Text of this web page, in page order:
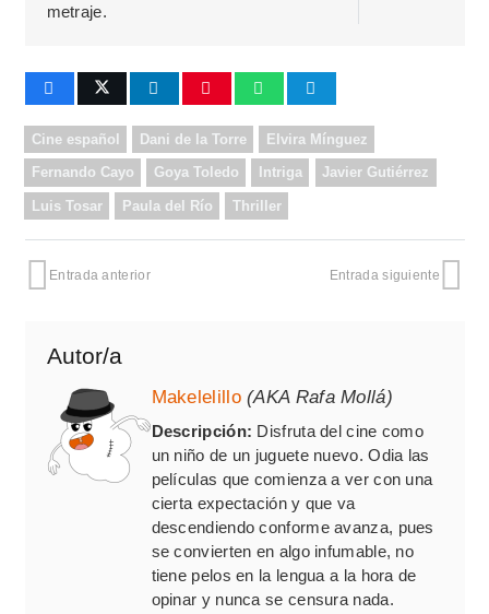
metraje.
Cine español Dani de la Torre Elvira Mínguez
Fernando Cayo Goya Toledo Intriga Javier Gutiérrez
Luis Tosar Paula del Río Thriller
Entrada anterior Entrada siguiente
Autor/a
Makelelillo (AKA Rafa Mollá)
Descripción: Disfruta del cine como
un niño de un juguete nuevo. Odia las
películas que comienza a ver con una
cierta expectación y que va
descendiendo conforme avanza, pues
se convierten en algo infumable, no
tiene pelos en la lengua a la hora de
opinar y nunca se censura nada.